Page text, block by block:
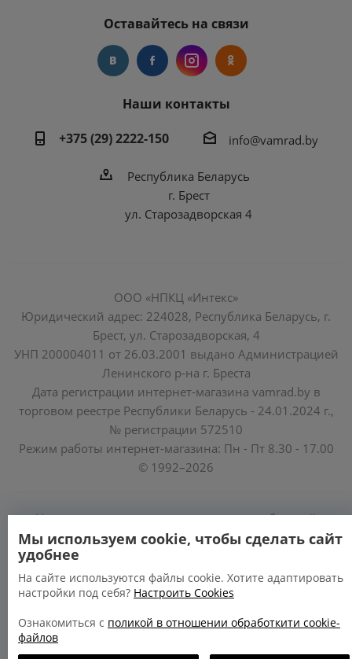
Оставайтесь на связи
Наши контакты
+375 (29) 2222-150
info@vamrad.by
Республика Беларусь
г. Брест
ул. Старозадворская 4
ООО «НПКЦ «Интекс»
Юридический адрес: 224028, Республика Беларусь, г.
Брест, ул. Старозадворская, 4
УНП 200004011 от 26.03.2001 выдано Администрацией
Ленинского р-на г. Бреста
Дата регистрации интернет-магазина vamrad.by в
торговом реестре Республики Беларусь - 24.01.2024 г.,
№ регистрации 572510
Режим работы интернет-магазина: Пн - Пт 8.30 - 17.00
© 1992–2026
Уполномоченные по защите прав потребителей
облисполкомов, Минского горисполкома:
https://www.mart.gov.by/activity/zashchita-prav-
potrebiteley/
БРЕСТСКАЯ ОБЛАСТЬ тел. (80162) 26 97 69;
Мы используем cookie, чтобы сделать сайт
удобнее
На сайте используются файлы cookie. Хотите адаптировать
настройки под себя? Настроить Cookies
Ознакомиться с поликой в отношении обработкити cookie-
файлов